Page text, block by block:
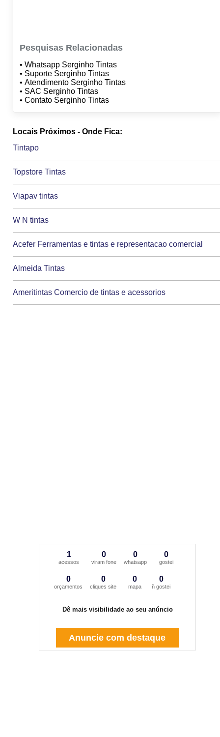
Pesquisas Relacionadas
• Whatsapp Serginho Tintas
• Suporte Serginho Tintas
• Atendimento Serginho Tintas
• SAC Serginho Tintas
• Contato Serginho Tintas
Locais Próximos - Onde Fica:
Tintapo
Topstore Tintas
Viapav tintas
W N tintas
Acefer Ferramentas e tintas e representacao comercial
Almeida Tintas
Ameritintas Comercio de tintas e acessorios
1
acessos
0
viram fone
0
whatsapp
0
gostei
0
orçamentos
0
cliques site
0
mapa
0
ñ gostei
Dê mais visibilidade ao seu anúncio
Anuncie com destaque